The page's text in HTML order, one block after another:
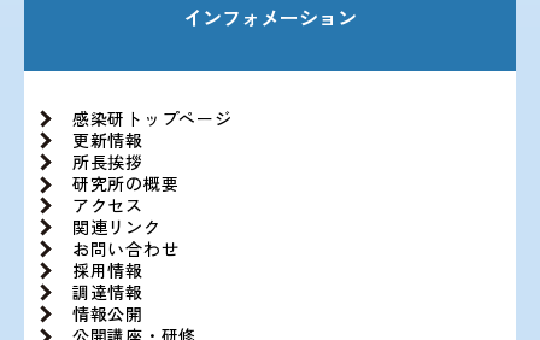
インフォメーション
感染研トップページ
更新情報
所長挨拶
研究所の概要
アクセス
関連リンク
お問い合わせ
採用情報
調達情報
情報公開
公開講座・研修